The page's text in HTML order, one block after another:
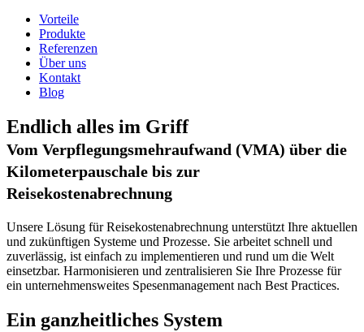
Vorteile
Produkte
Referenzen
Über uns
Kontakt
Blog
Endlich alles im Griff
Vom Verpflegungsmehraufwand (VMA) über die
Kilometerpauschale bis zur
Reisekostenabrechnung
Unsere Lösung für Reisekostenabrechnung unterstützt Ihre aktuellen
und zukünftigen Systeme und Prozesse. Sie arbeitet schnell und
zuverlässig, ist einfach zu implementieren und rund um die Welt
einsetzbar. Harmonisieren und zentralisieren Sie Ihre Prozesse für
ein unternehmensweites Spesenmanagement nach Best Practices.
Ein ganzheitliches System